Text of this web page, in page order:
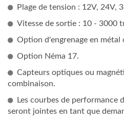
Plage de tension : 12V, 24V,
Vitesse de sortie : 10 - 3000
Option d'engrenage en métal
Option Néma 17.
Capteurs optiques ou
combinaison.
Les courbes de performance
seront jointes en tant que